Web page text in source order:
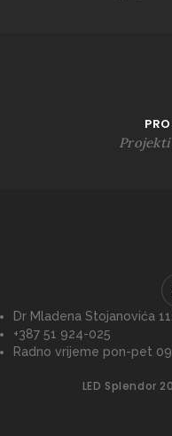
Dr Mladena Stojanovića
+387 51 924-025
Radno vrijeme pon-pet
LED Splendor